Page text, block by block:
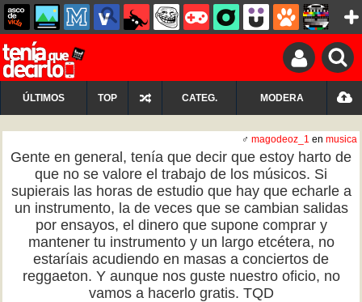
ÚLTIMOS TOP CATEG. MODERA
♂ magodeoz_1 en musica
Gente en general, tenía que decir que estoy harto de
que no se valore el trabajo de los músicos. Si
supierais las horas de estudio que hay que echarle a
un instrumento, la de veces que se cambian salidas
por ensayos, el dinero que supone comprar y
mantener tu instrumento y un largo etcétera, no
estaríais acudiendo en masas a conciertos de
reggaeton. Y aunque nos guste nuestro oficio, no
vamos a hacerlo gratis. TQD